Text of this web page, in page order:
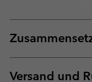
Versand und